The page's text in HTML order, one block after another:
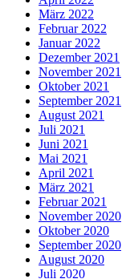
März 2022
Februar 2022
Januar 2022
Dezember 2021
November 2021
Oktober 2021
September 2021
August 2021
Juli 2021
Juni 2021
Mai 2021
April 2021
März 2021
Februar 2021
November 2020
Oktober 2020
September 2020
August 2020
Juli 2020